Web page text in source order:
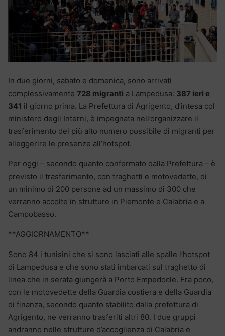
In due giorni, sabato e domenica, sono arrivati
complessivamente 728 migranti a Lampedusa: 387 ieri e
341 il giorno prima. La Prefettura di Agrigento, d’intesa col
ministero degli Interni, è impegnata nell’organizzare il
trasferimento del più alto numero possibile di migranti per
alleggerire le presenze all’hotspot.
Per oggi – secondo quanto confermato dalla Prefettura – è
previsto il trasferimento, con traghetti e motovedette, di
un minimo di 200 persone ad un massimo di 300 che
verranno accolte in strutture in Piemonte e Calabria e a
Campobasso.
**AGGIORNAMENTO**
Sono 84 i tunisini che si sono lasciati alle spalle l’hotspot
di Lampedusa e che sono stati imbarcati sul traghetto di
linea che in serata giungerà a Porto Empedocle. Fra poco,
con le motovedette della Guardia costiera e della Guardia
di finanza, secondo quanto stabilito dalla prefettura di
Agrigento, ne verranno trasferiti altri 80. I due gruppi
andranno nelle strutture d’accoglienza di Calabria e